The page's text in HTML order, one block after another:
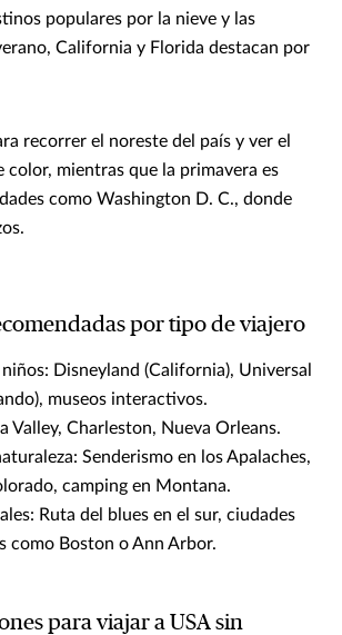
populares por la nieve y las
California y Florida destacan por
recorrer el noreste del país y ver el
color, mientras que la primavera es
como Washington D. C., donde
por tipo de viajero
niños: Disneyland (California), Universal
museos interactivos.
Valley, Charleston, Nueva Orleans.
Senderismo en los Apalaches,
camping en Montana.
Ruta del blues en el sur, ciudades
como Boston o Ann Arbor.
para viajar a USA sin